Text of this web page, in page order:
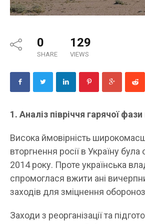
0
SHARE
129
VIEWS
1. Аналіз півріччя гарячої фази
Висока ймовірність
вторгнення росії в Україну
2014 року. Проте українська
спромоглася вжити ані
заходів для зміцнення
Заходи з реорганізації та